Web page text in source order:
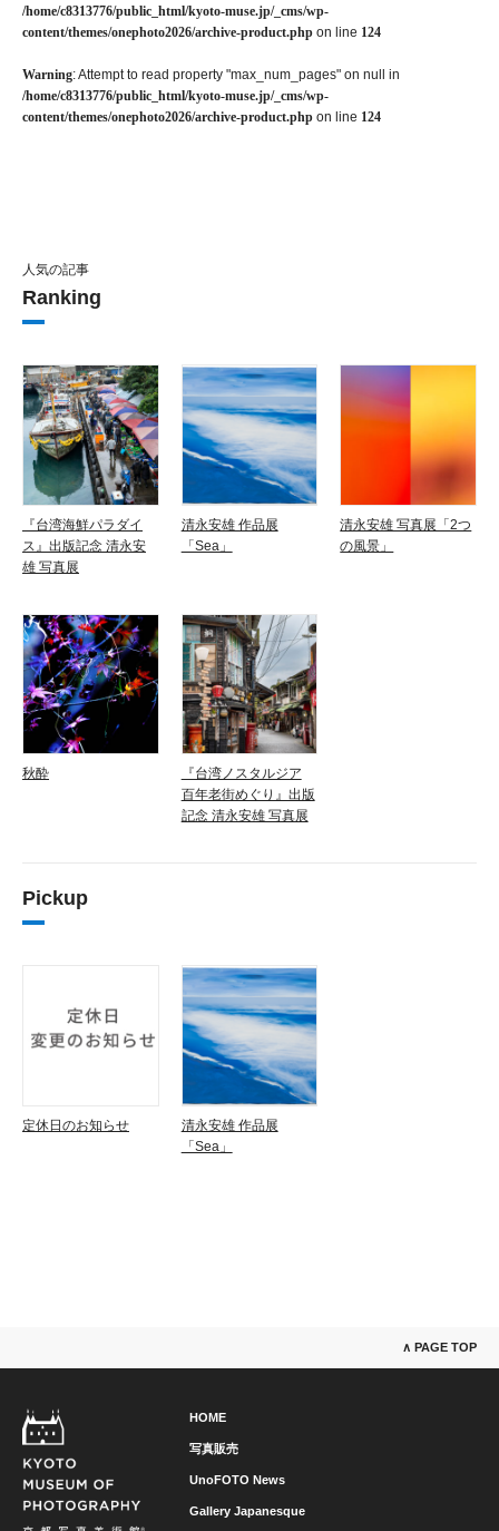
/home/c8313776/public_html/kyoto-muse.jp/_cms/wp-
content/themes/onephoto2026/archive-product.php on line 124
Warning: Attempt to read property "max_num_pages" on null in
/home/c8313776/public_html/kyoto-muse.jp/_cms/wp-
content/themes/onephoto2026/archive-product.php on line 124
人気の記事
Ranking
『台湾海鮮パラダイ
ス』出版記念 清永安
雄 写真展
清永安雄 作品展
「Sea」
清永安雄 写真展「2つ
の風景」
秋酔
『台湾ノスタルジア
百年老街めぐり』出版
記念 清永安雄 写真展
Pickup
定休日のお知らせ
清永安雄 作品展
「Sea」
∧ PAGE TOP
HOME
写真販売
UnoFOTO News
Gallery Japanesque